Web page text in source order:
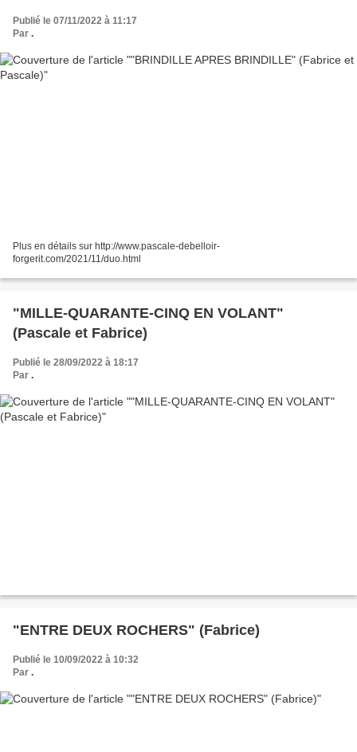
Publié le 07/11/2022 à 11:17
Par .
Plus en détails sur http://www.pascale-debelloir-
forgerit.com/2021/11/duo.html
"MILLE-QUARANTE-CINQ EN VOLANT"
(Pascale et Fabrice)
Publié le 28/09/2022 à 18:17
Par .
"ENTRE DEUX ROCHERS" (Fabrice)
Publié le 10/09/2022 à 10:32
Par .